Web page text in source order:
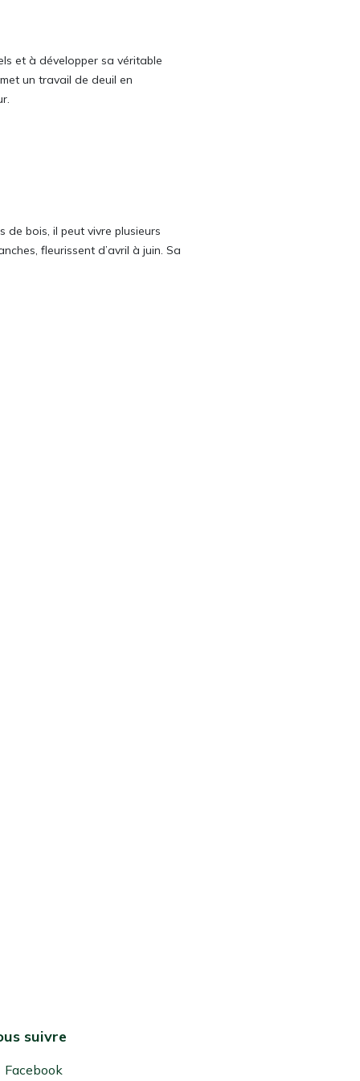
et à développer sa véritable
un travail de deuil en
de bois, il peut vivre plusieurs
fleurissent d’avril à juin. Sa
suivre
Facebook